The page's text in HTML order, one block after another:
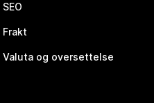
SEO
Frakt
Valuta og oversettelse